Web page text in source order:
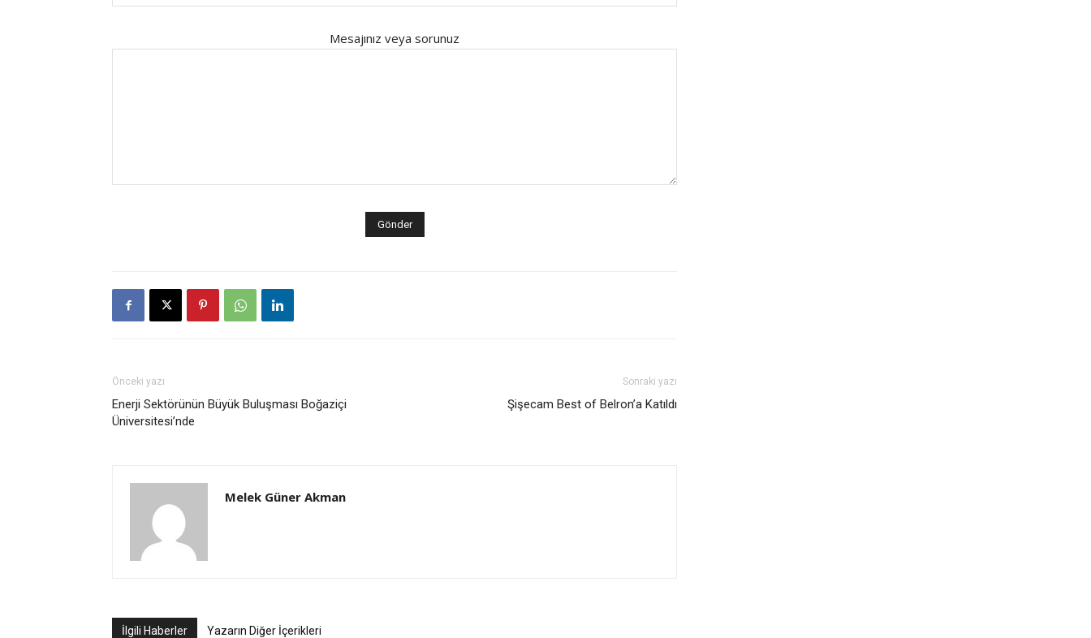
Mesajınız veya sorunuz
Önceki yazı
Enerji Sektörünün Büyük Buluşması Boğaziçi
Üniversitesi’nde
Sonraki yazı
Şişecam Best of Belron’a Katıldı
Melek Güner Akman
İlgili Haberler Yazarın Diğer İçerikleri